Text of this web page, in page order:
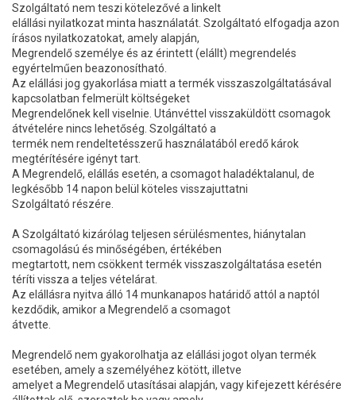
Szolgáltató nem teszi kötelezővé a linkelt
elállási nyilatkozat minta használatát. Szolgáltató elfogadja azon
írásos nyilatkozatokat, amely alapján,
Megrendelő személye és az érintett (elállt) megrendelés
egyértelműen beazonosítható.
Az elállási jog gyakorlása miatt a termék visszaszolgáltatásával
kapcsolatban felmerült költségeket
Megrendelőnek kell viselnie. Utánvéttel visszaküldött csomagok
átvételére nincs lehetőség. Szolgáltató a
termék nem rendeltetésszerű használatából eredő károk
megtérítésére igényt tart.
A Megrendelő, elállás esetén, a csomagot haladéktalanul, de
legkésőbb 14 napon belül köteles visszajuttatni
Szolgáltató részére.
A Szolgáltató kizárólag teljesen sérülésmentes, hiánytalan
csomagolású és minőségében, értékében
megtartott, nem csökkent termék visszaszolgáltatása esetén
téríti vissza a teljes vételárat.
Az elállásra nyitva álló 14 munkanapos határidő attól a naptól
kezdődik, amikor a Megrendelő a csomagot
átvette.
Megrendelő nem gyakorolhatja az elállási jogot olyan termék
esetében, amely a személyéhez kötött, illetve
amelyet a Megrendelő utasításai alapján, vagy kifejezett kérésére